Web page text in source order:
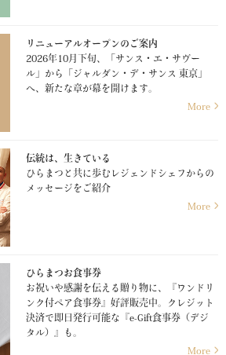
リニューアルオープンのご案内
2026年10月下旬、「サンス・エ・サヴー
ル」から「ジャルダン・デ・サンス 東京」
へ、新たな章が幕を開けます。
More
伝統は、生きている
ひらまつと共に歩むレジェンドシェフからの
メッセージをご紹介
More
ひらまつお食事券
お祝いや感謝を伝える贈り物に、『ワンドリ
ンク付ペア食事券』好評販売中。クレジット
決済で即日発行可能な『e-Gift食事券（デジ
タル）』も。
More